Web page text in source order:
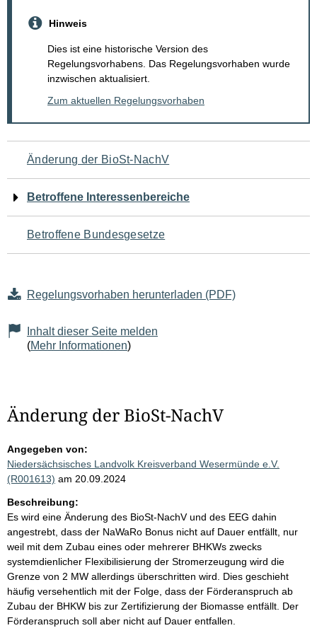
Hinweis
Dies ist eine historische Version des
Regelungsvorhabens. Das Regelungsvorhaben wurde
inzwischen aktualisiert.
Zum aktuellen Regelungsvorhaben
Navigation
für
den
Seiteninhalt
Änderung der BioSt-NachV
Betroffene Interessenbereiche
Betroffene Bundesgesetze
Regelungsvorhaben herunterladen (PDF)
Inhalt dieser Seite melden
(Mehr Informationen)
Änderung der BioSt-NachV
Angegeben von:
Niedersächsisches Landvolk Kreisverband Wesermünde e.V.
(R001613) am 20.09.2024
Beschreibung:
Es wird eine Änderung des BioSt-NachV und des EEG dahin
angestrebt, dass der NaWaRo Bonus nicht auf Dauer entfällt, nur
weil mit dem Zubau eines oder mehrerer BHKWs zwecks
systemdienlicher Flexibilisierung der Stromerzeugung wird die
Grenze von 2 MW allerdings überschritten wird. Dies geschieht
häufig versehentlich mit der Folge, dass der Förderanspruch ab
Zubau der BHKW bis zur Zertifizierung der Biomasse entfällt. Der
Förderanspruch soll aber nicht auf Dauer entfallen.